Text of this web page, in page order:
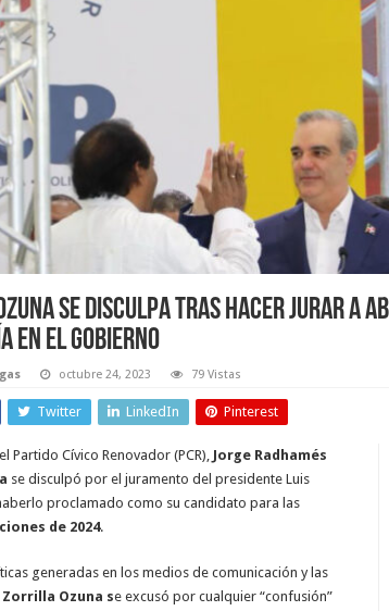
se disculpa tras hacer jurar a
en el gobierno
octubre 24, 2023 79 Vistas
Twitter LinkedIn Pinterest
Partido Cívico Renovador (PCR), Jorge Radhamés
se disculpó por el juramento del presidente Luis
proclamado como su candidato para las
de 2024.
generadas en los medios de comunicación y las
Zorrilla Ozuna se excusó por cualquier “confusión”